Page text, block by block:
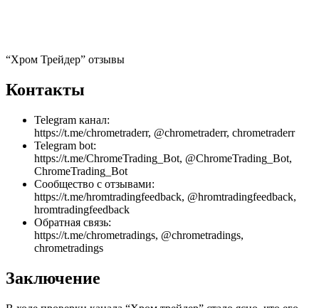
“Хром Трейдер” отзывы
Контакты
Telegram канал:
https://t.me/chrometraderr, @chrometraderr, chrometraderr
Telegram bot:
https://t.me/ChromeTrading_Bot, @ChromeTrading_Bot,
ChromeTrading_Bot
Сообщество с отзывами:
https://t.me/hromtradingfeedback, @hromtradingfeedback,
hromtradingfeedback
Обратная связь:
https://t.me/chrometradings, @chrometradings,
chrometradings
Заключение